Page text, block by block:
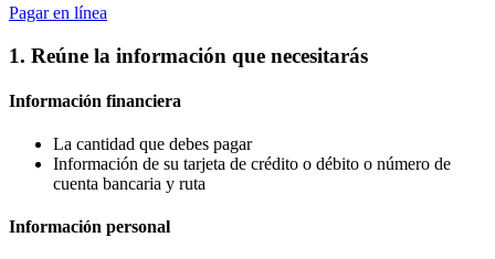
Pagar en línea
1. Reúne la información que necesitarás
Información financiera
La cantidad que debes pagar
Información de su tarjeta de crédito o débito o número de
cuenta bancaria y ruta
Información personal